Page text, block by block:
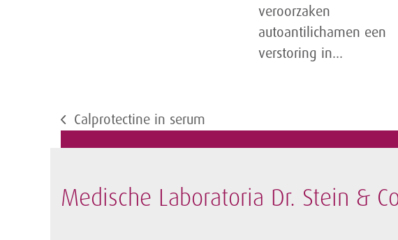
veroorzaken
autoantilichamen een
verstoring in…
previous
post:
Calprotectine in serum
Medische Laboratoria Dr. Stein &